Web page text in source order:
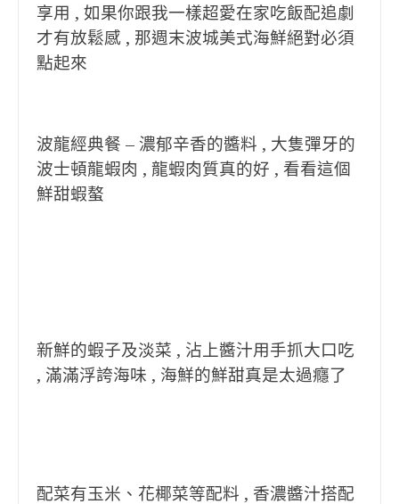
享用 , 如果你跟我一樣超愛在家吃飯配追劇
才有放鬆感 , 那週末波城美式海鮮絕對必須
點起來
波龍經典餐 – 濃郁辛香的醬料 , 大隻彈牙的
波士頓龍蝦肉 , 龍蝦肉質真的好 , 看看這個
鮮甜蝦螯
新鮮的蝦子及淡菜 , 沾上醬汁用手抓大口吃
, 滿滿浮誇海味 , 海鮮的鮮甜真是太過癮了
配菜有玉米、花椰菜等配料 , 香濃醬汁搭配